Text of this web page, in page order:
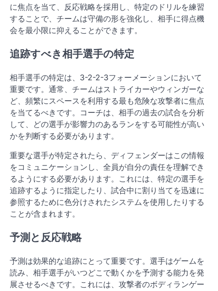
に焦点を当て、反応戦略を採用し、特定のドリルを練習
することで、チームは守備の形を強化し、相手に得点機
会を最小限に抑えることができます。
追跡すべき相手選手の特定
相手選手の特定は、3-2-2-3フォーメーションにおいて
重要です。通常、チームはストライカーやウィンガーな
ど、頻繁にスペースを利用する最も危険な攻撃者に焦点
を当てるべきです。コーチは、相手の過去の試合を分析
して、どの選手が影響力のあるランをする可能性が高い
かを判断する必要があります。
重要な選手が特定されたら、ディフェンダーはこの情報
をコミュニケーションし、全員が自分の責任を理解でき
るようにする必要があります。これには、特定の選手を
追跡するように指定したり、試合中に割り当てを迅速に
参照するために色分けされたシステムを使用したりする
ことが含まれます。
予測と反応戦略
予測は効果的な追跡にとって重要です。選手はゲームを
読み、相手選手がいつどこで動くかを予測する能力を発
展させるべきです。これには、攻撃者のボディランゲー